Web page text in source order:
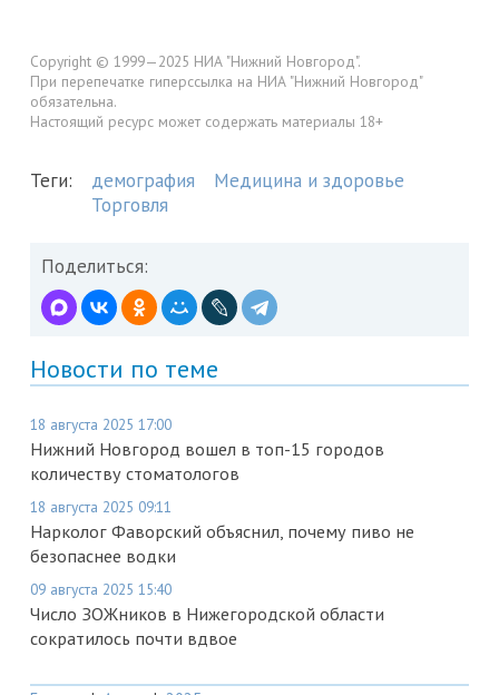
Copyright © 1999—2025 НИА "Нижний Новгород".
При перепечатке гиперссылка на НИА "Нижний Новгород"
обязательна.
Настоящий ресурс может содержать материалы 18+
Теги: демография
Медицина и здоровье
Торговля
Поделиться:
Новости по теме
18 августа 2025 17:00
Нижний Новгород вошел в топ-15 городов
количеству стоматологов
18 августа 2025 09:11
Нарколог Фаворский объяснил, почему пиво не
безопаснее водки
09 августа 2025 15:40
Число ЗОЖников в Нижегородской области
сократилось почти вдвое